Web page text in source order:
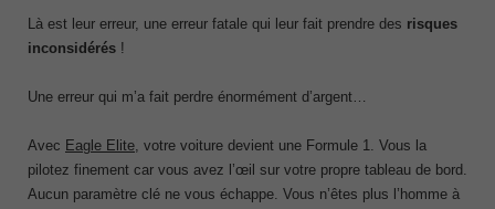
Là est leur erreur, une erreur fatale qui leur fait prendre des risques
inconsidérés !
Une erreur qui m’a fait perdre énormément d’argent…
Avec Eagle Elite, votre voiture devient une Formule 1. Vous la
pilotez finement car vous avez l’œil sur votre propre tableau de bord.
Aucun paramètre clé ne vous échappe. Vous n’êtes plus l’homme à